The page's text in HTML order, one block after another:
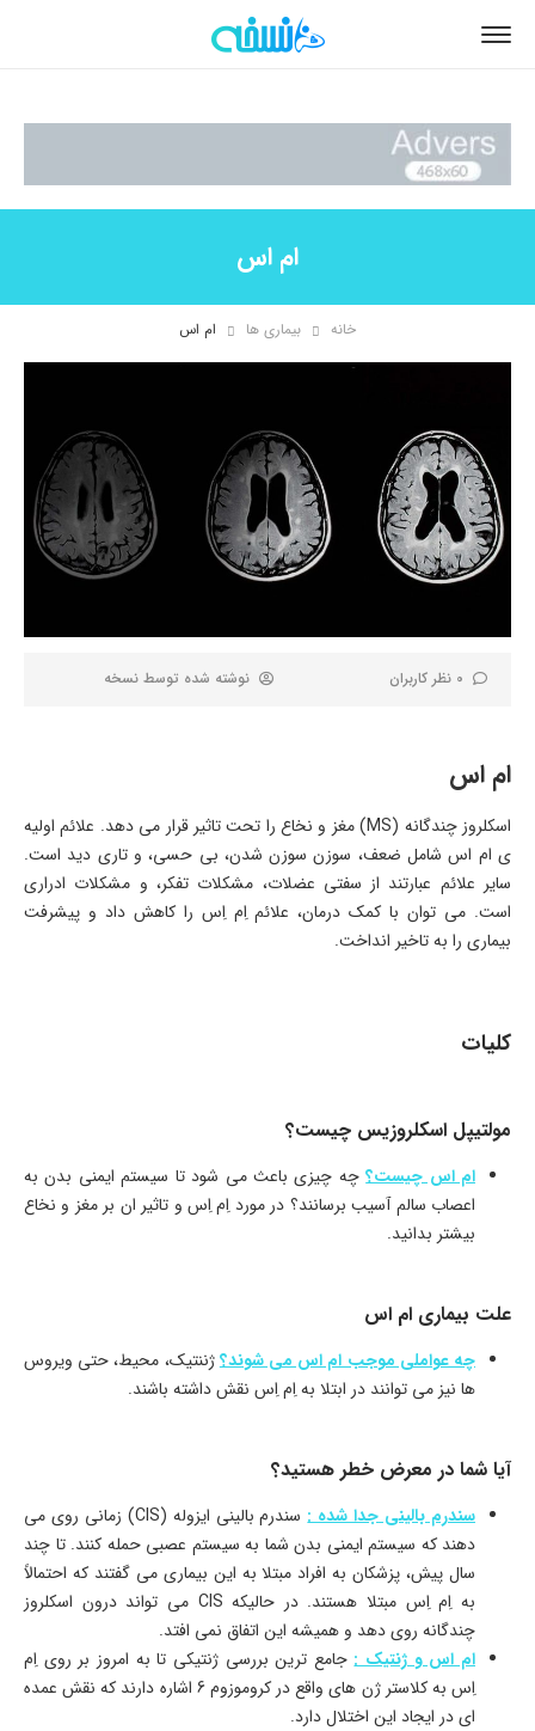
ام اس
خانه بیماری ها ام اس
0 نظر کاربران نوشته شده توسط نسخه
ام اس
اسکلروز چندگانه (MS) مغز و نخاع را تحت تاثیر قرار می دهد. علائم اولیه
ی ام اس شامل ضعف، سوزن سوزن شدن، بی حسی، و تاری دید است.
سایر علائم عبارتند از سفتی عضلات، مشکلات تفکر، و مشکلات ادراری
است. می توان با کمک درمان، علائم اِم اِس را کاهش داد و پیشرفت
بیماری را به تاخیر انداخت.
کلیات
مولتیپل اسکلروزیس چیست؟
ام اس چیست؟ چه چیزی باعث می شود تا سیستم ایمنی بدن به
اعصاب سالم آسیب برسانند؟ در مورد اِم اِس و تاثیر ان بر مغز و نخاع
بیشتر بدانید.
علت بیماری ام اس
چه عواملی موجب ام اس می شوند؟ژننتیک، محیط، حتی ویروس
ها نیز می توانند در ابتلا به اِم اِس نقش داشته باشند.
آیا شما در معرض خطر هستید؟
سندرم بالینی جدا شده :
سندرم بالینی ایزوله (CIS) زمانی روی می
دهند که سیستم ایمنی بدن شما به سیستم عصبی حمله کنند. تا چند
سال پیش، پزشکان به افراد مبتلا به این بیماری می گفتند که احتمالاً
به اِم اِس مبتلا هستند. در حالیکه CIS می تواند درون اسکلروز
چندگانه روی دهد و همیشه این اتفاق نمی افتد.
ام اس و ژنتیک :جامع ترین بررسی ژنتیکی تا به امروز بر روی اِم
اِس به کلاستر ژن های واقع در کروموزوم 6 اشاره دارند که نقش عمده
ای در ایجاد این اختلال دارد.